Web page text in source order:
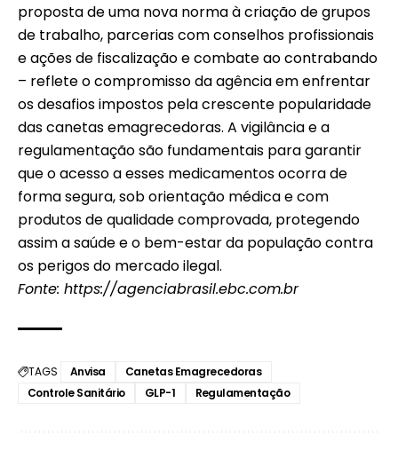
proposta de uma nova norma à criação de grupos
de trabalho, parcerias com conselhos profissionais
e ações de fiscalização e combate ao contrabando
– reflete o compromisso da agência em enfrentar
os desafios impostos pela crescente popularidade
das canetas emagrecedoras. A vigilância e a
regulamentação são fundamentais para garantir
que o acesso a esses medicamentos ocorra de
forma segura, sob orientação médica e com
produtos de qualidade comprovada, protegendo
assim a saúde e o bem-estar da população contra
os perigos do mercado ilegal.
Fonte: https://agenciabrasil.ebc.com.br
TAGS Anvisa
Canetas Emagrecedoras
Controle Sanitário
GLP-1 Regulamentação